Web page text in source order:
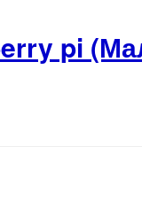
pi